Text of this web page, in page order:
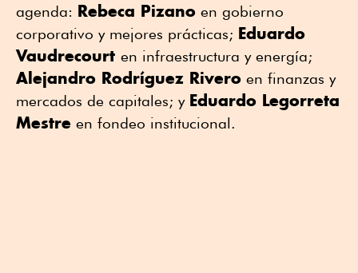
agenda: Rebeca Pizano en gobierno
corporativo y mejores prácticas; Eduardo
Vaudrecourt en infraestructura y energía;
Alejandro Rodríguez Rivero en finanzas y
mercados de capitales; y Eduardo Legorreta
Mestre en fondeo institucional.